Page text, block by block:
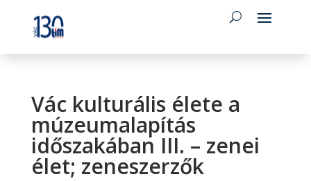
Vác kulturális élete a
múzeumalapítás
időszakában III. – zenei
élet; zeneszerzők